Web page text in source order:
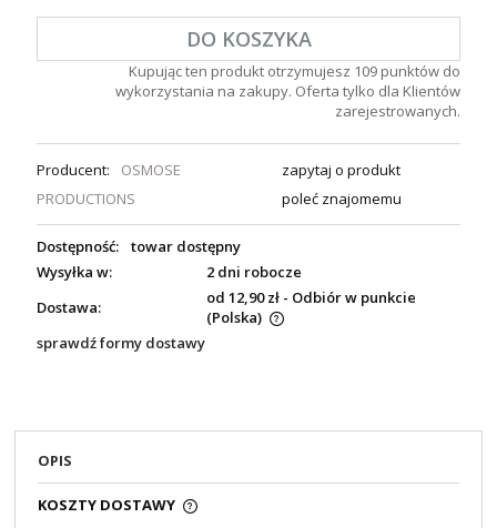
DO KOSZYKA
Kupując ten produkt otrzymujesz 109 punktów do
wykorzystania na zakupy. Oferta tylko dla Klientów
zarejestrowanych.
Producent:
OSMOSE
PRODUCTIONS
zapytaj o produkt
poleć znajomemu
Dostępność:
towar dostępny
Wysyłka w:
2 dni robocze
Dostawa:
od 12,90 zł - Odbiór w punkcie
(Polska)
sprawdź formy dostawy
OPIS
KOSZTY DOSTAWY